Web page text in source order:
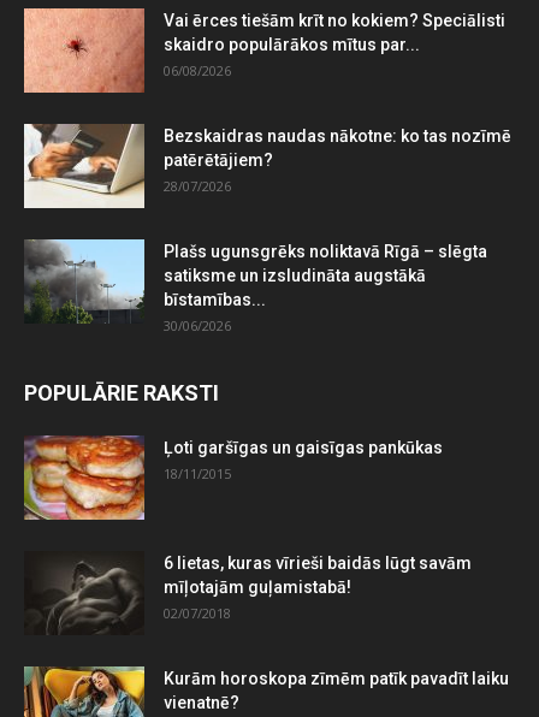
Vai ērces tiešām krīt no kokiem? Speciālisti
skaidro populārākos mītus par...
06/08/2026
Bezskaidras naudas nākotne: ko tas nozīmē
patērētājiem?
28/07/2026
Plašs ugunsgrēks noliktavā Rīgā – slēgta
satiksme un izsludināta augstākā
bīstamības...
30/06/2026
POPULĀRIE RAKSTI
Ļoti garšīgas un gaisīgas pankūkas
18/11/2015
6 lietas, kuras vīrieši baidās lūgt savām
mīļotajām guļamistabā!
02/07/2018
Kurām horoskopa zīmēm patīk pavadīt laiku
vienatnē?